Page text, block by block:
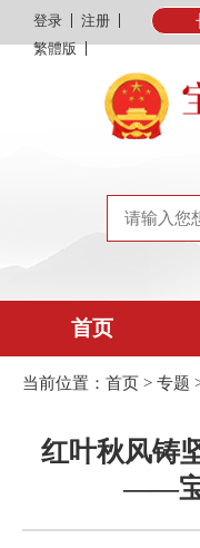
登录
注册
繁體版
首页
当前位置： 首页 > 专题
红叶秋风铸
——宝